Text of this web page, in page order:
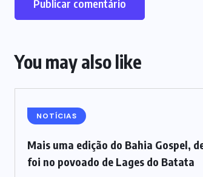
You may also like
NOTÍCIAS
Mais uma edição do Bahia Gospel,
foi no povoado de Lages do Batata